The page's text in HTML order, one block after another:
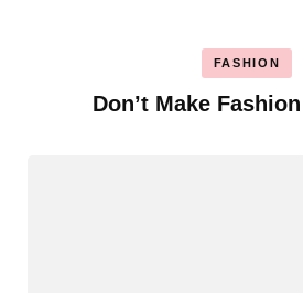
FASHION
Don’t Make